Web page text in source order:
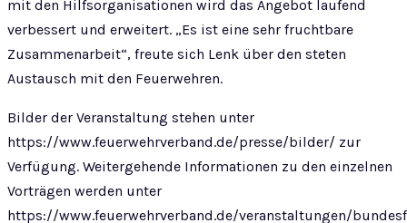
mit den Hilfsorganisationen wird das Angebot laufend
verbessert und erweitert. „Es ist eine sehr fruchtbare
Zusammenarbeit“, freute sich Lenk über den steten
Austausch mit den Feuerwehren.
Bilder der Veranstaltung stehen unter
https://www.feuerwehrverband.de/presse/bilder/ zur
Verfügung. Weitergehende Informationen zu den einzelnen
Vorträgen werden unter
https://www.feuerwehrverband.de/veranstaltungen/bundesf